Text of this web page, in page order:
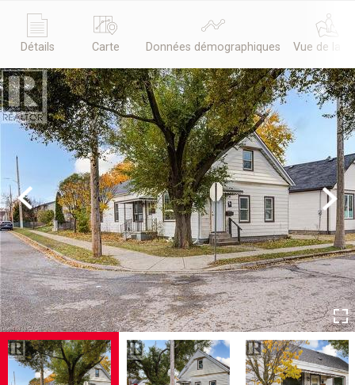
Détails Carte Données démographiques Vue de la
Previous Next